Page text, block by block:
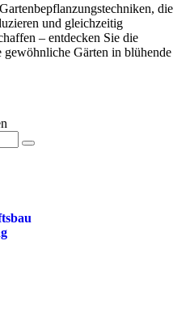
die
und gleichzeitig
– entdecken Sie die
gewöhnliche Gärten in blühende